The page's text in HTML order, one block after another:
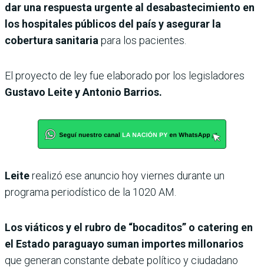
dar una respuesta urgente al desabastecimiento en
los hospitales públicos del país y asegurar la
cobertura sanitaria para los pacientes.
El proyecto de ley fue elaborado por los legisladores
Gustavo Leite y Antonio Barrios.
Leiterealizó ese anuncio hoy viernes durante un
programa periodístico de la 1020 AM.
Los viáticos y el rubro de “bocaditos” o catering en
el Estado paraguayo suman importes millonarios
que generan constante debate político y ciudadano